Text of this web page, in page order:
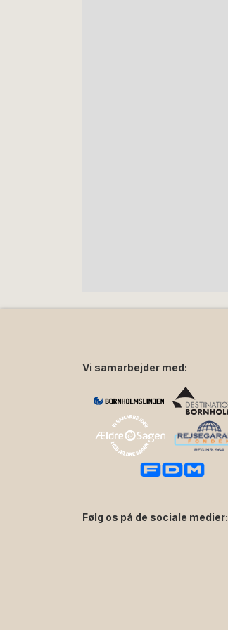
Vi samarbejder med:
Følg os på de sociale medier: